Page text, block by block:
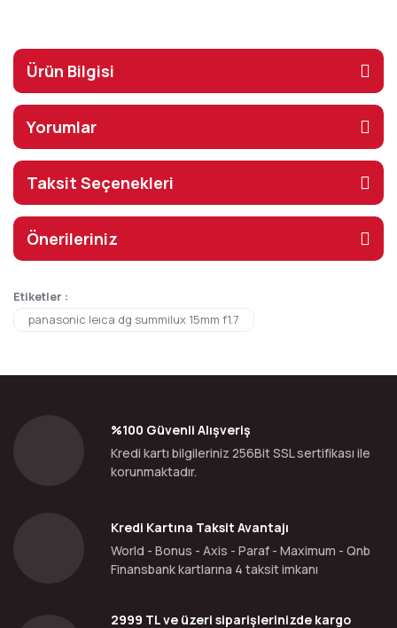
Ürün Bilgisi
Yorumlar
Taksit Seçenekleri
Önerileriniz
Etiketler :
panasonic leıca dg summilux 15mm f1.7
%100 Güvenli Alışveriş
Kredi kartı bilgileriniz 256Bit SSL sertifikası ile
korunmaktadır.
Kredi Kartına Taksit Avantajı
World - Bonus - Axis - Paraf - Maximum - Qnb
Finansbank kartlarına 4 taksit imkanı
2999 TL ve üzeri siparişlerinizde kargo